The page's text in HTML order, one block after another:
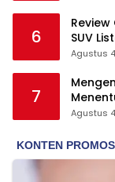
6
SUV
Agustus
7
Agustus